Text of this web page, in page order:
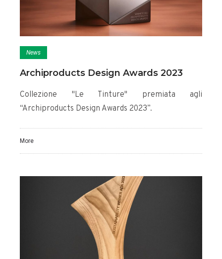
News
Archiproducts Design Awards 2023
Collezione "Le Tinture" premiata agli
“Archiproducts Design Awards 2023”.
More